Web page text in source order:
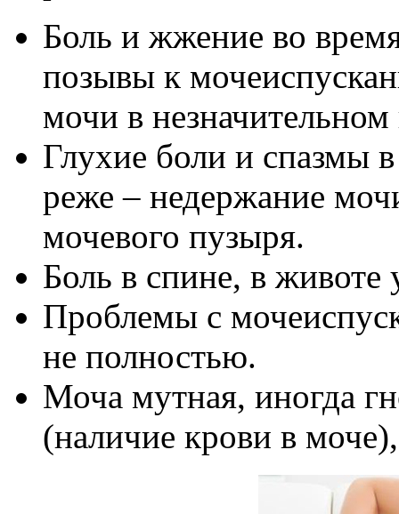
Боль и жжение во
позывы к
мочи в незначительном
Глухие боли и спазмы
реже – недержание
мочевого пузыря.
Боль в спине, в животе
Проблемы с
не полностью.
Моча мутная, иногда
(наличие крови в